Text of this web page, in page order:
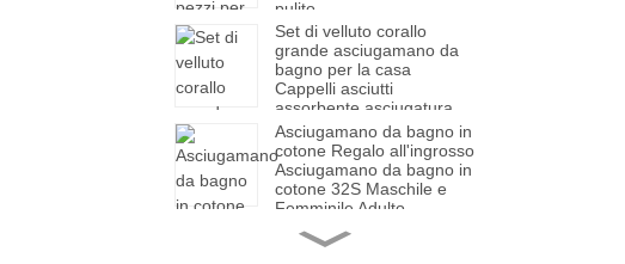
pulito
Set di velluto corallo
grande asciugamano da
bagno per la casa
Cappelli asciutti
assorbente asciugatura
rapida senza capelli
spessi Copertura
asciugamano da bagno
molle e addensata
Asciugamano da bagno in
cotone Regalo all'ingrosso
Asciugamano da bagno in
cotone 32S Maschile e
Femminile Adulto
Assorbente Capelli
Asciugamano da bagno in
Asciugamano da bagno di
cotone Asciugamano da